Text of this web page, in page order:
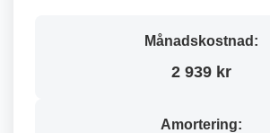
Månadskostnad:
2 939 kr
Amortering: